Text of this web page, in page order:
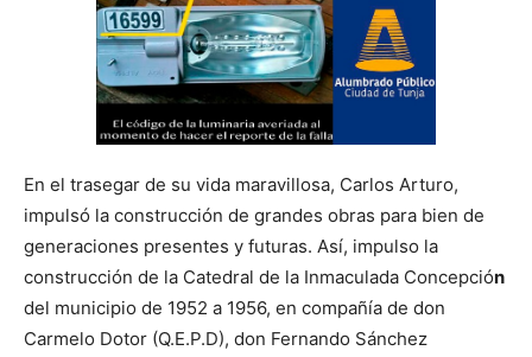
En el trasegar de su vida maravillosa, Carlos Arturo,
impulsó la construcción de grandes obras para bien de
generaciones presentes y futuras. Así, impulso la
construcción de la Catedral de la Inmaculada Concepción
del municipio de 1952 a 1956, en compañía de don
Carmelo Dotor (Q.E.P.D), don Fernando Sánchez